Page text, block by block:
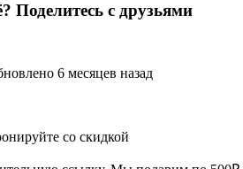
Поделитесь с друзьями
6 месяцев назад
со скидкой